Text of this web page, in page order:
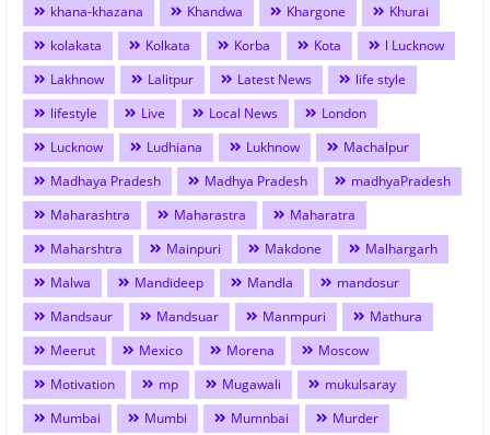
khana-khazana
Khandwa Khargone
Khurai
kolakata
Kolkata Korba Kota
l Lucknow
Lakhnow
Lalitpur Latest News
life style
lifestyle
Live Local News
London
Lucknow
Ludhiana Lukhnow
Machalpur
Madhaya Pradesh
Madhya Pradesh
madhyaPradesh
Maharashtra
Maharastra
Maharatra
Maharshtra
Mainpuri Makdone
Malhargarh
Malwa
Mandideep Mandla
mandosur
Mandsaur
Mandsuar Manmpuri
Mathura
Meerut
Mexico Morena
Moscow
Motivation
mp Mugawali
mukulsaray
Mumbai
Mumbi Mumnbai
Murder